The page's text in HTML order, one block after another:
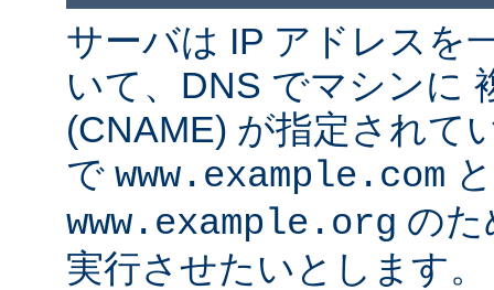
サーバは IP アドレスを
いて、DNS でマシンに
(CNAME) が指定されて
で www.example.com と
www.example.org のた
実行させたいとします。